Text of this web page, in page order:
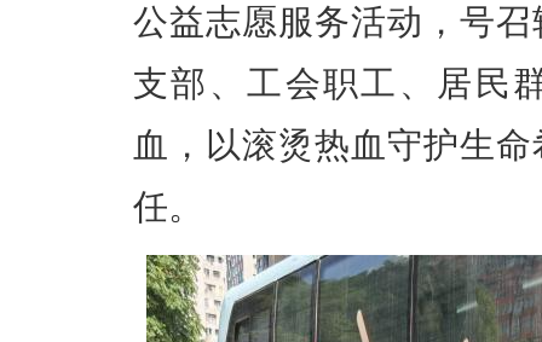
公益志愿服务活动，号
支部、工会职工、居民
血，以滚烫热血守护生
任。